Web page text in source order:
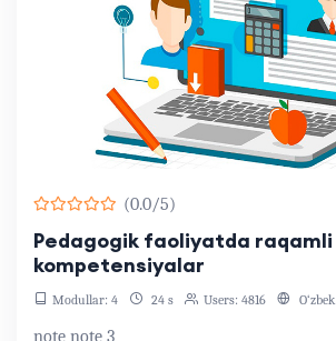
(0.0/5)
Pedagogik faoliyatda raqamli
kompetensiyalar
Modullar: 4 24 s Users: 4816 O‘zbek
note note 3